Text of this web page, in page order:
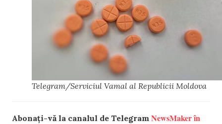
Telegram/Serviciul Vamal al Republicii Moldova
Abonați-vă la canalul de Telegram NewsMaker în